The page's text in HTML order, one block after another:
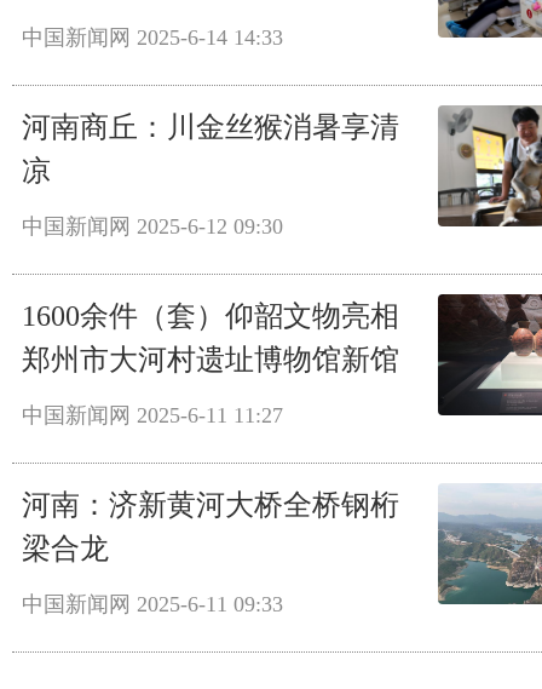
中国新闻网 2025-6-14 14:33
河南商丘：川金丝猴消暑享清
凉
中国新闻网 2025-6-12 09:30
1600余件（套）仰韶文物亮相
郑州市大河村遗址博物馆新馆
中国新闻网 2025-6-11 11:27
河南：济新黄河大桥全桥钢桁
梁合龙
中国新闻网 2025-6-11 09:33